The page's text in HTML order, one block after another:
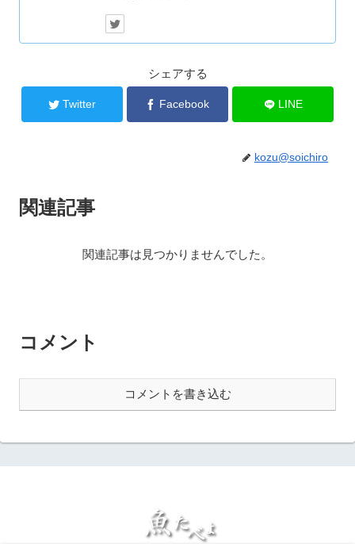
シェアする
Twitter Facebook LINE
kozu@soichiro
関連記事
関連記事は見つかりませんでした。
コメント
コメントを書き込む